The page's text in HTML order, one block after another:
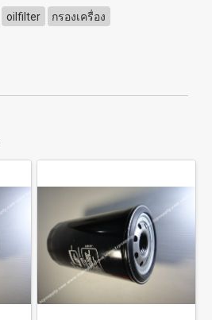
oilfilter กรองเครื่อง